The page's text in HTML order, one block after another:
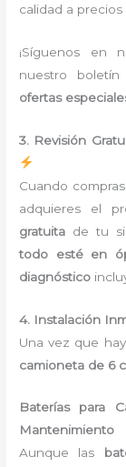
calidad a precios
¡Síguenos en
nuestro
ofertas
3. Revisión
Cuando
adquieres el
gratuita de tu
todo esté en
diagnóstico
4. Instalación
Una vez que
camioneta de 6
Baterías para
Mantenimiento
Aunque las